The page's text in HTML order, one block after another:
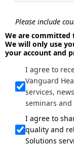
Please include
We are committed
We will only use
your account and
I agree to
Vanguard
services,
seminars and
I agree to
quality and
Solutions